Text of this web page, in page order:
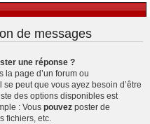
de messages
une réponse ?
page d’un forum ou
peut que vous ayez besoin d’être
des options disponibles est
: Vous pouvez poster de
fichiers, etc.